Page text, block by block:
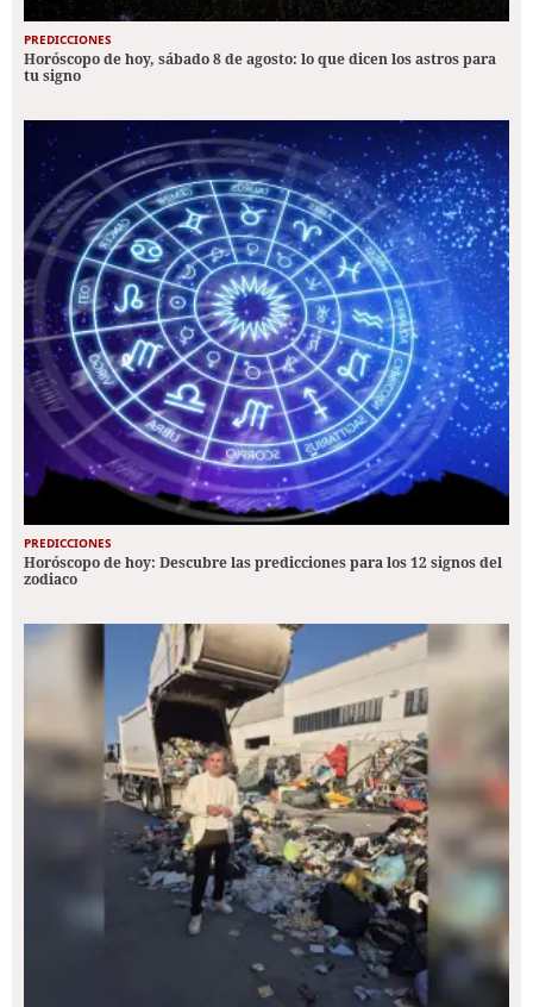
PREDICCIONES
Horóscopo de hoy, sábado 8 de agosto: lo que dicen los astros para
tu signo
PREDICCIONES
Horóscopo de hoy: Descubre las predicciones para los 12 signos del
zodiaco